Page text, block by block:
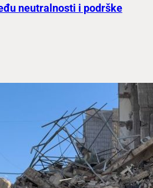
neutralnosti i podrške